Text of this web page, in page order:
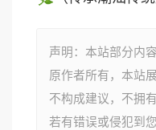
声明：本站部分内
原作者所有，本站
不构成建议，不拥
若有错误或侵犯到